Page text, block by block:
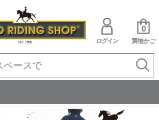
ログイン 買物かご
0